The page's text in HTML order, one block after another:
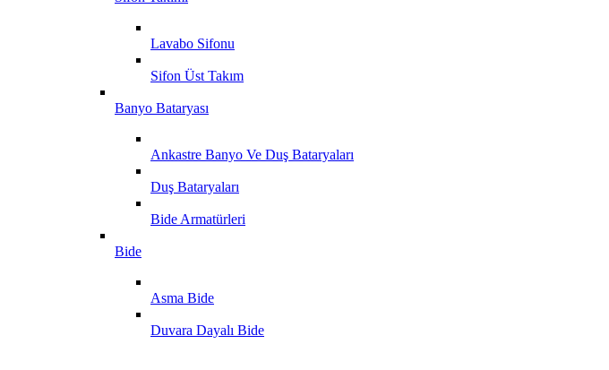
Lavabo Sifonu
Sifon Üst Takım
Banyo Bataryası
Ankastre Banyo Ve Duş Bataryaları
Duş Bataryaları
Bide Armatürleri
Bide
Asma Bide
Duvara Dayalı Bide